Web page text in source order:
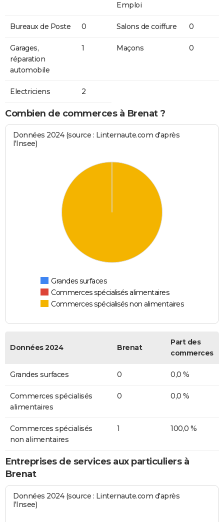
Emploi
Bureaux de Poste 0 Salons de coiffure 0
Garages,
réparation
automobile
1 Maçons 0
Electriciens 2
Combien de commerces à Brenat ?
Données 2024 (source : Linternaute.com d'après
l'Insee)
Grandes surfaces
Commerces spécialisés alimentaires
Commerces spécialisés non alimentaires
Données 2024 Brenat
Part des
commerces
Grandes surfaces 0 0,0 %
Commerces spécialisés
alimentaires
0 0,0 %
Commerces spécialisés
non alimentaires
1 100,0 %
Entreprises de services aux particuliers à
Brenat
Données 2024 (source : Linternaute.com d'après
l'Insee)